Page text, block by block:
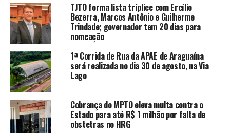
TJTO forma lista tríplice com Ercílio
Bezerra, Marcos Antônio e Guilherme
Trindade; governador tem 20 dias para
nomeação
1ª Corrida de Rua da APAE de Araguaína
será realizada no dia 30 de agosto, na Via
Lago
Cobrança do MPTO eleva multa contra o
Estado para até R$ 1 milhão por falta de
obstetras no HRG